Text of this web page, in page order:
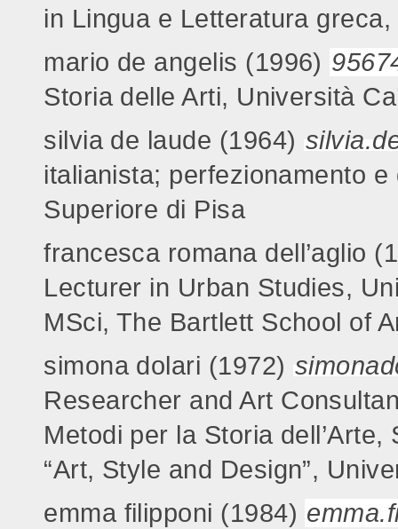
in Lingua e Letteratura
mario de angelis (1996)
Storia delle Arti, Università
silvia de laude (1964)
italianista; perfezionamento
Superiore di Pisa
francesca romana dell’aglio
Lecturer in Urban Studies,
MSci, The Bartlett School of
simona dolari (1972)
Researcher and Art
Metodi per la Storia
“Art, Style and Design”,
emma filipponi (1984)